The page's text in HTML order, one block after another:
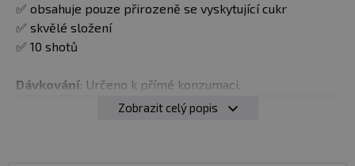
✅ obsahuje pouze přirozeně se vyskytující cukr
✅ skvělé složení
✅ 10 shotů
Dávkování: Určeno k přímé konzumaci.
Zobrazit celý popis